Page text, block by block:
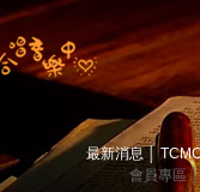
最新消息
會員專區│